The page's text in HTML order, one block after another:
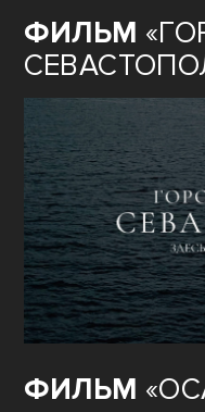
ФИЛЬМ
ФИЛЬМ